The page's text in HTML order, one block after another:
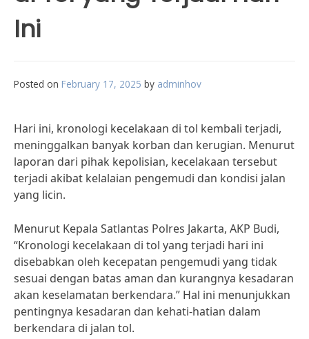
Ini
Posted on February 17, 2025 by adminhov
Hari ini, kronologi kecelakaan di tol kembali terjadi,
meninggalkan banyak korban dan kerugian. Menurut
laporan dari pihak kepolisian, kecelakaan tersebut
terjadi akibat kelalaian pengemudi dan kondisi jalan
yang licin.
Menurut Kepala Satlantas Polres Jakarta, AKP Budi,
“Kronologi kecelakaan di tol yang terjadi hari ini
disebabkan oleh kecepatan pengemudi yang tidak
sesuai dengan batas aman dan kurangnya kesadaran
akan keselamatan berkendara.” Hal ini menunjukkan
pentingnya kesadaran dan kehati-hatian dalam
berkendara di jalan tol.